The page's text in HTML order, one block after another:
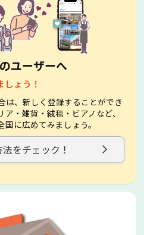
ユーザーへ
ょう！
は、新しく登録することができ
・雑貨・絨毯・ビアノなど、
に広めてみましょう。
をチェック！